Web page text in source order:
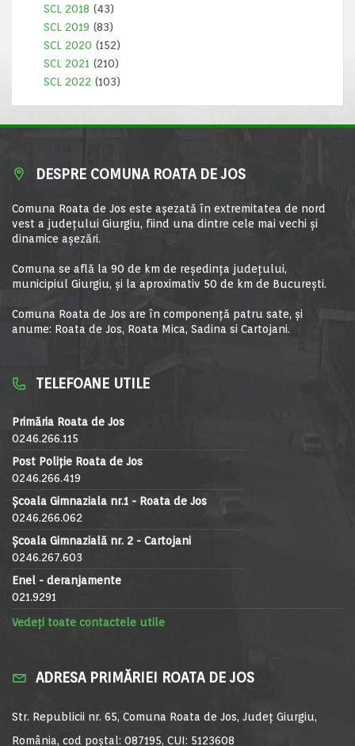
SCL 2018 (43)
SCL 2019 (83)
SCL 2020 (152)
SCL 2021 (210)
SCL 2022 (103)
DESPRE COMUNA ROATA DE JOS
Comuna Roata de Jos este aşezată în extremitatea de nord
vest a judeţului Giurgiu, fiind una dintre cele mai vechi şi
dinamice aşezări.
Comuna se află la 90 de km de reşedinţa judeţului,
municipiul Giurgiu, şi la aproximativ 50 de km de Bucureşti.
Comuna Roata de Jos are în componență patru sate, și
anume: Roata de Jos, Roata Mica, Sadina si Cartojani.
TELEFOANE UTILE
Primăria Roata de Jos
0246.266.115
Post Poliție Roata de Jos
0246.266.419
Școala Gimnaziala nr.1 - Roata de Jos
0246.266.062
Școala Gimnazială nr. 2 - Cartojani
0246.267.603
Enel - deranjamente
021.9291
Vedeți toate contactele utile
ADRESA PRIMĂRIEI ROATA DE JOS
Str. Republicii nr. 65, Comuna Roata de Jos, Județ Giurgiu,
România, cod poștal: 087195, CUI: 5123608